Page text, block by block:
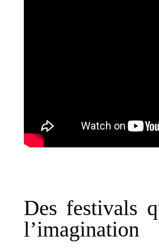
Des festivals
l’imagination